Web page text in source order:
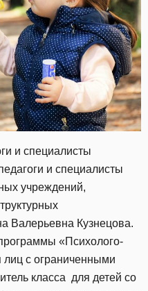
и специалисты
и специалисты
учреждений,
Валерьевна Кузнецова.
«Психолого-
лиц с ограниченными
класса для детей со